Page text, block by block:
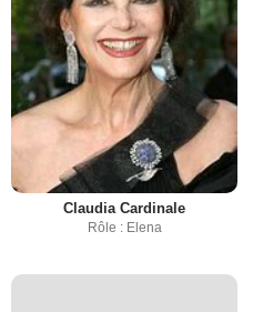
Claudia Cardinale
Rôle : Elena